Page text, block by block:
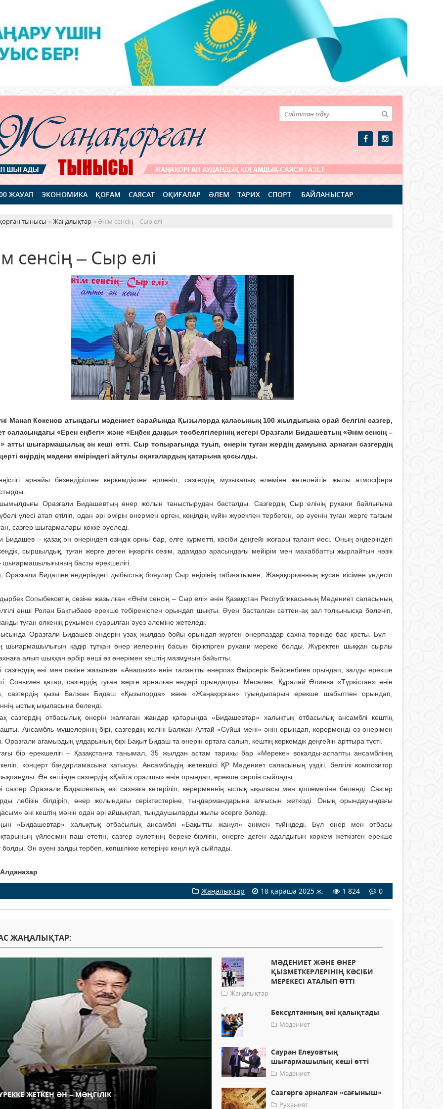
ЖАУАП ЭКОНОМИКА ҚОҒАМ САЯСАТ ОҚИҒАЛАР ӘЛЕМ ТАРИХ СПОРТ БАЙЛАНЫСТАР
тынысы »Жаңалықтар » Әнім сенсің – Сыр елі
сенсің – Сыр елі
Манап Көкенов атындағы мәдениет сарайында Қызылорда қаласының 100 жылдығына орай белгілі сазгер,
саласындағы «Ерен еңбегі» және «Еңбек даңқы» төсбелгілерінің иегері Оразғали Бидашевтың «Әнім сенсің –
атты шығармашылық ән кеші өтті. Сыр топырағында туып, өнерін туған жердің дамуына арнаған сазгердің
өңірдің мәдени өміріндегі айтулы оқиғалардың қатарына қосылды.
арнайы безендірілген көркемдікпен әрленіп, сазгердің музыкалық әлеміне жетелейтін жылы атмосфера
Оразғали Бидашевтың өнер жолын таныстырудан басталды. Сазгердің Сыр елінің рухани байлығына
үлесі атап өтіліп, одан әрі өмірін өнермен өрген, көңілдің күйін жүрекпен тербеген, әр әуенін туған жерге тағзым
сазгер шығармалары көкке әуеледі.
Бидашев – қазақ ән өнеріндегі өзіндік орны бар, елге құрметті, кәсіби деңгейі жоғары талант иесі. Оның әндеріндегі
сыршылдық, туған жерге деген іңкәрлік сезім, адамдар арасындағы мейірім мен махаббатты жырлайтын нәзік
шығармашылығының басты ерекшелігі.
Оразғали Бидашев әндеріндегі дыбыстық бояулар Сыр өңірінің табиғатымен, Жаңақорғанның жусан иісімен үндесіп
Сопыбековтің сөзіне жазылған «Әнім сенсің – Сыр елі» әнін Қазақстан Республикасының Мәдениет саласының
әнші Ролан Бақтыбаев ерекше тебіреніспен орындап шықты. Әуен басталған сәттен-ақ зал толқынысқа бөленіп,
туған өлкенің рухымен суарылған әуез әлеміне жетеледі.
Оразғали Бидашев әндерін ұзақ жылдар бойы орындап жүрген өнерпаздар сахна төрінде бас қосты. Бұл –
шығармашылығын қадір тұтқан өнер иелерінің басын біріктірген рухани мереке болды. Жүректен шыққан сырлы
алып шыққан әрбір әнші өз өнерімен кештің мазмұнын байытты.
сазгердің әні мен сөзіне жазылған «Анашым» әнін талантты өнерпаз Өмірсерік Бейсенбиев орын­дап, залды ерекше
Сонымен қатар, сазгердің туған жерге арналған әндері орындалды. Мәселен, Құралай Әлиева «Түркістан» әнін
сазгердің қызы Балжан Бидаш «Қызылорда» және «Жаңақорған» туындыларын ерекше шабытпен орындап,
ыстық ықыласына бөленді.
сазгердің отбасылық өнерін жалғаған жандар қатарында «Бидашевтар» халықтық отбасылық ансамблі кештің
Ансамбль мүшелерінің бірі, сазгердің келіні Балжан Алтай «Сүйші мені» әнін орындап, көрерменді өз өнерімен
Оразғали ағамыздың ұлдарының бірі Бақыт Бидаш та өнерін ортаға салып, кештің көркемдік деңгейін арттыра түсті.
бір ерекшелігі – Қазақстанға танымал, 35 жылдан астам тарихы бар «Мереке» вокалды-аспапты ансамблінің
концерт бағдарламасына қатысуы. Ансамбльдің жетекшісі ҚР Мәдениет саласының үздігі, белгілі композитор
Ән кешінде сазгердің «Қайта оралшы» әнін орындап, ерекше серпін сыйлады.
сазгер Оразғали Бидашевтың өзі сахнаға көтеріліп, көрерменнің ыстық ықыласы мен қошеметіне бөленді. Сазгер
лебізін білдіріп, өнер жолындағы серіктестеріне, тыңдармандарына алғысын жеткізді. Оның орындауындағы
әні кештің мәнін одан әрі айшықтап, тыңдаушыларды жылы әсерге бөледі.
«Бидашевтар» халықтық отбасылық ансамблі «Бақытты жанұя» әнімен түйіндеді. Бұл өнер мен отбасы
үйлесімін паш ететін, сазгер әулетінің береке-бірлігін, өнерге деген адалдығын көркем жеткізген ерекше
Ән әуені залды тербеп, көпшілікке көтеріңкі көңіл күй сыйлады.
Жаңалықтар 18 қараша 2025 ж. 1 824 0
ЖАҢАЛЫҚТАР:
ЖЕТКЕН ӘН – МӘҢГІЛІК
МӘДЕНИЕТ ЖӘНЕ ӨНЕР
ҚЫЗМЕТКЕРЛЕРІНІҢ КӘСІБИ
МЕРЕКЕСІ АТАЛЫП ӨТТІ
Жаңалықтар
Бексұлтанның әні қалықтады
Мәдениет
Сауран Елеуовтың
шығармашылық кеші өтті
Мәдениет
Сазгерге арналған «сағыныш»
Руханият